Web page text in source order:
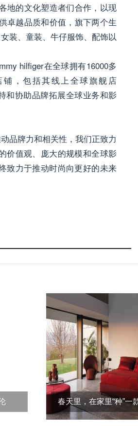
地的文化塑造者们合作，以现
卓越品质和价值，旗下两个生
装、童装、牛仔服饰、配饰以
hilfiger在全球拥有16000多
，包括其线上全球旗舰店
和协助品牌拓展全球业务和影
品牌力和相关性，我们正致力
价值观、庞大的规模和全球影
致力于推动时尚向更好的未来
春天里，在家里“种”一
家具